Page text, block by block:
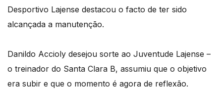
Desportivo Lajense destacou o facto de ter sido
alcançada a manutenção.
Danildo Accioly desejou sorte ao Juventude Lajense –
o treinador do Santa Clara B, assumiu que o objetivo
era subir e que o momento é agora de reflexão.